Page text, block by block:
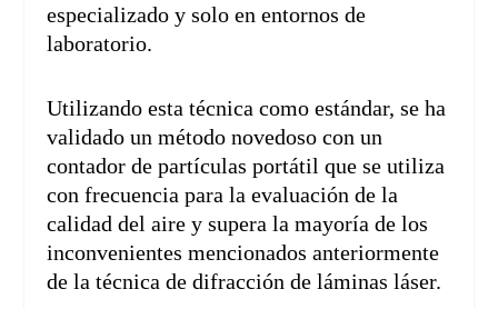
especializado y solo en entornos de
laboratorio.
Utilizando esta técnica como estándar, se ha
validado un método novedoso con un
contador de partículas portátil que se utiliza
con frecuencia para la evaluación de la
calidad del aire y supera la mayoría de los
inconvenientes mencionados anteriormente
de la técnica de difracción de láminas láser.